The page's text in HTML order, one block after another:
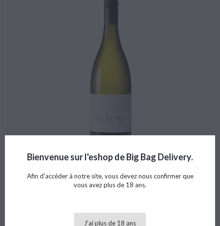
Bienvenue sur l'eshop de Big Bag Delivery.
Afin d'accéder à notre site, vous devez nous confirmer que
vous avez plus de 18 ans.
J'ai plus de 18 ans